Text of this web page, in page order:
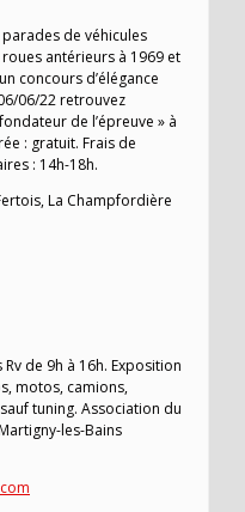
de véhicules
antérieurs à 1969 et
concours d’élégance
06/22 retrouvez
de l’épreuve » à
: gratuit. Frais de
: 14h-18h.
La Champfordière
de 9h à 16h. Exposition
motos, camions,
tuning. Association du
les-Bains